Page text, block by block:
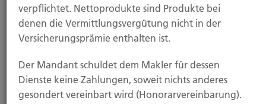
Arbeitslosenversicherung leistet nicht angemessen,
und Sie müssen einen Prozess vor einem deutschen
Sozialgericht anstrengen, um Ihr Recht zu
verpflichtet. Nettoprodukte sind Produkte bei
denen die Vermittlungsvergütung nicht in der
Versicherungsprämie enthalten ist.
Der Mandant schuldet dem Makler für dessen
Dienste keine Zahlungen, soweit nichts anderes
gesondert vereinbart wird (Honorarvereinbarung).